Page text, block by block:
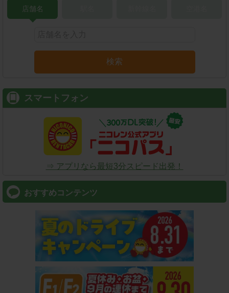
店舗名
検索
スマートフォン
⇒ アプリなら最短3分スピード出発！
おすすめコンテンツ